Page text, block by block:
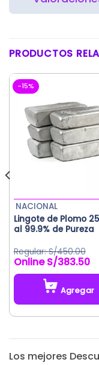
PRODUCTOS
-15%
Lingote de Plomo
al 99.9% de Pureza
NACIONAL
S/450.00
El
precio
S/450.00.
S/383.50El
es:
S/
Agregar
Los mejores